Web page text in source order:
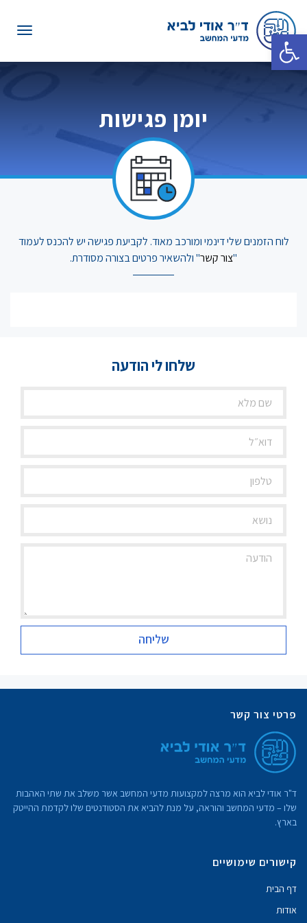
פתח סרגל נגישות
יומן פגישות
לוח הזמנים שלי דינמי ומורכב מאוד. לקביעת פגישה יש להכנס לעמוד
"צור קשר" ולהשאיר פרטים בצורה מסודרת.
שלחו לי הודעה
שליחה
פרטי צור קשר
ד"ר אודי לביא הוא מרצה למקצועות מדעי המחשב אשר משלב את שתי האהבות
שלו – מדעי המחשב והוראה, על מנת להביא את הסטודנטים שלו לקדמת ההייטק
בארץ.
קישורים שימושיים
דף הבית
אודות